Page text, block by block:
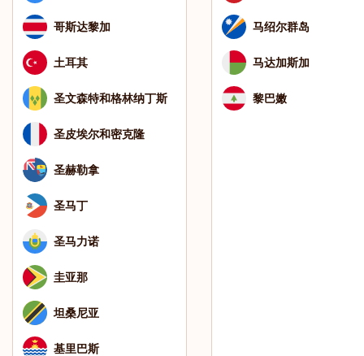
哥斯达黎加
土耳其
圣文森特和格林纳丁斯
圣皮埃尔和密克隆
圣赫勒拿
圣马丁
圣马力诺
圭亚那
坦桑尼亚
基里巴斯
马绍尔群岛
马达加斯加
黎巴嫩